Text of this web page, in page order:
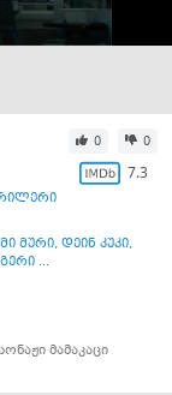
0 0
7.3
მური, დეინ კუკი,
...
მამაკაცი